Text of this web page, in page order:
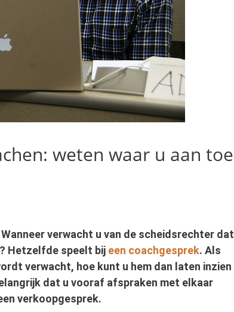
weten waar u aan toe
verwacht u van de scheidsrechter dat
Hetzelfde speelt bij een coachgesprek. Als
verwacht, hoe kunt u hem dan laten inzien
dat u vooraf afspraken met elkaar
verkoopgesprek.